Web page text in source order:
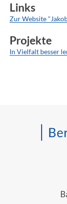
Links
Zur Website
Projekte
In Vielfalt besser